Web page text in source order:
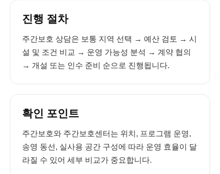
진행 절차
주간보호 상담은 보통 지역 선택 → 예산 검토 → 시
설 및 조건 비교 → 운영 가능성 분석 → 계약 협의
→ 개설 또는 인수 준비 순으로 진행됩니다.
확인 포인트
주간보호와 주간보호센터는 위치, 프로그램 운영,
송영 동선, 실사용 공간 구성에 따라 운영 효율이 달
라질 수 있어 세부 비교가 중요합니다.